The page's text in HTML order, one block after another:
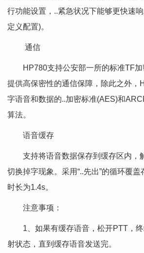
行功能设置，..紧急状况下能够更快速
定义配置)。
通信
HP780支持公安部一所的标准TF加
提供高保密性的通信保障，除此之外，
字语音和数据的..加密标准(AES)和
算法。
语音缓存
支持将语音数据保存到缓存区内，
切换掉字现象。采用“..先出”的循环覆
时长为1.4s。
注意事项：
1、如果有缓存语音，松开PTT，终
射状态，直到缓存语音发送完。